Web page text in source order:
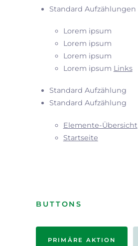
Standard Aufzählungen
Lorem ipsum
Lorem ipsum
Lorem ipsum
Lorem ipsum Links
Standard Aufzählung
Standard Aufzählung
Elemente-Übersicht
Startseite
BUTTONS
PRIMÄRE AKTION